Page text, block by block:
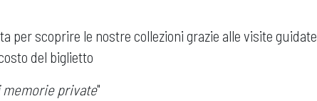
per scoprire le nostre collezioni grazie alle visite guidate
del biglietto
memorie private"